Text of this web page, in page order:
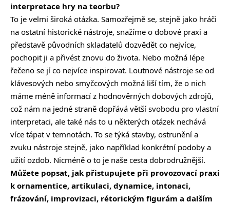
interpretace hry na teorbu?
To je velmi široká otázka. Samozřejmě se, stejně jako hráči
na ostatní historické nástroje, snažíme o dobové praxi a
představě původních skladatelů dozvědět co nejvíce,
pochopit ji a přivést znovu do života. Nebo možná lépe
řečeno se jí co nejvíce inspirovat. Loutnové nástroje se od
klávesových nebo smyčcových možná liší tím, že o nich
máme méně informací z hodnověrných dobových zdrojů,
což nám na jedné straně dopřává větší svobodu pro vlastní
interpretaci, ale také nás to u některých otázek nechává
více tápat v temnotách. To se týká stavby, ostrunění a
zvuku nástroje stejně, jako například konkrétní podoby a
užití ozdob. Nicméně o to je naše cesta dobrodružnější.
Můžete popsat, jak přistupujete při provozovací praxi
k ornamentice, artikulaci, dynamice, intonaci,
frázování, improvizaci, rétorickým figurám a dalším